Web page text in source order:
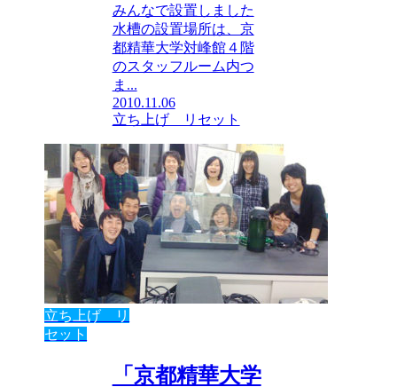
みんなで設置しました
水槽の設置場所は、京
都精華大学対峰館４階
のスタッフルーム内つ
ま...
2010.11.06
立ち上げ リセット
立ち上げ リ
セット
「京都精華大学